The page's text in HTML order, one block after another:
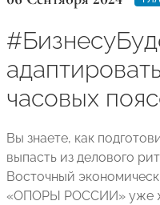
часовых
Вы знаете, как
выпасть из делового
Восточный
«ОПОРЫ РОССИИ» уже